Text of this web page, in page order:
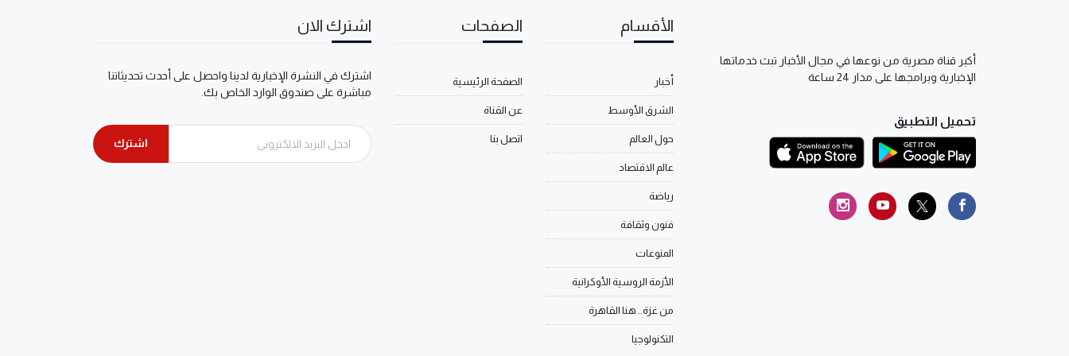
أكبر قناة مصرية من نوعها في مجال الأخبار تبث خدماتها
الإخبارية وبرامجها على مدار 24 ساعة
تحميل التطبيق
الأقسام
أخبار
الشرق الأوسط
حول العالم
عالم الاقتصاد
رياضة
فنون وثقافة
المنوعات
الأزمة الروسية الأوكرانية
من غزة.. هنا القاهرة
التكنولوجيا
الصفحات
الصفحة الرئيسية
عن القناة
اتصل بنا
اشترك الان
اشترك في النشرة الإخبارية لدينا واحصل على أحدث تحديثاتنا
مباشرة على صندوق الوارد الخاص بك.
اشترك